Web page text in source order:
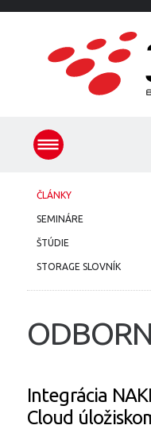
ČLÁNKY
SEMINÁRE
ŠTÚDIE
STORAGE SLOVNÍK
Integrácia
Cloud